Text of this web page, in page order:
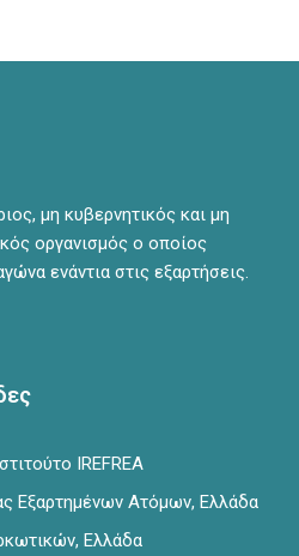
μη κυβερνητικός και μη
οργανισμός ο οποίος
ενάντια στις εξαρτήσεις.
IREFREA
Εξαρτημένων Ατόμων, Ελλάδα
Ελλάδα